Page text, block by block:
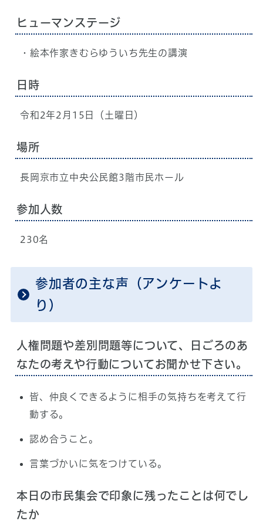
ヒューマンステージ
・絵本作家きむらゆういち先生の講演
日時
令和2年2月15日（土曜日）
場所
長岡京市立中央公民館3階市民ホール
参加人数
230名
参加者の主な声（アンケートよ
り）
人権問題や差別問題等について、日ごろのあ
なたの考えや行動についてお聞かせ下さい。
皆、仲良くできるように相手の気持ちを考えて行
動する。
認め合うこと。
言葉づかいに気をつけている。
本日の市民集会で印象に残ったことは何でし
たか